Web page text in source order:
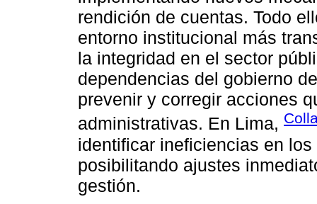
rendición de cuentas. Todo
entorno institucional más
la integridad en el sector
dependencias del gobierno
prevenir y corregir acciones
administrativas. En Lima,
identificar ineficiencias en
posibilitando ajustes
gestión.